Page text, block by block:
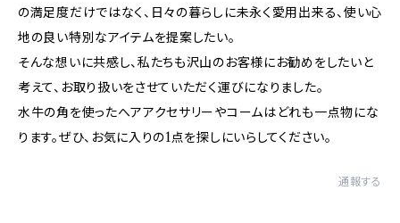
の満足度だけではなく、日々の暮らしに未永く愛用出来る、使い心
地の良い特別なアイテムを提案したい。
そんな想いに共感し、私たちも沢山のお客様にお勧めをしたいと
考えて、お取り扱いをさせていただく運びになりました。
水牛の角を使ったへアアクセサリーやコームはどれも一点物にな
ります。ぜひ、お気に入りの1点を探しにいらしてください。
通報する